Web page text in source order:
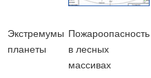
Экстремумы
планеты
Пожароопасность
в лесных
массивах